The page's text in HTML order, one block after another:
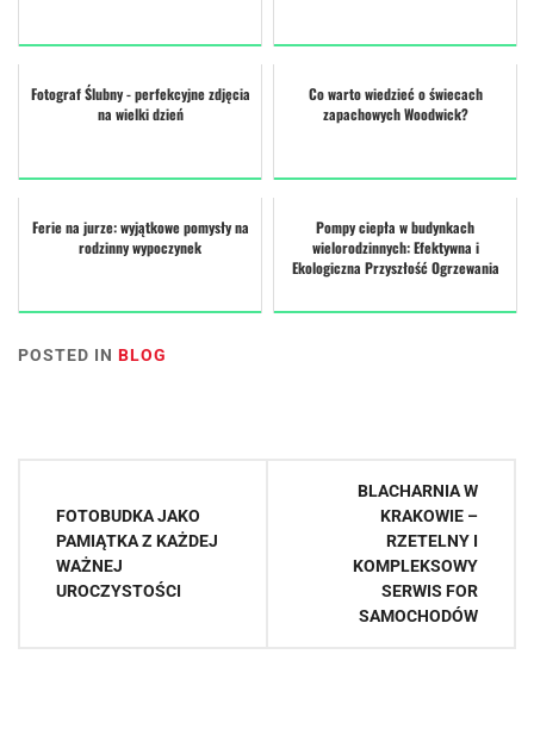
Fotograf Ślubny - perfekcyjne zdjęcia
na wielki dzień
Co warto wiedzieć o świecach
zapachowych Woodwick?
Ferie na jurze: wyjątkowe pomysły na
rodzinny wypoczynek
Pompy ciepła w budynkach
wielorodzinnych: Efektywna i
Ekologiczna Przyszłość Ogrzewania
POSTED IN BLOG
wpisuFOTOBUDKA JAKO
PAMIĄTKA Z KAŻDEJ
WAŻNEJ
UROCZYSTOŚCI
BLACHARNIA W
KRAKOWIE –
RZETELNY I
KOMPLEKSOWY
SERWIS FOR
SAMOCHODÓW